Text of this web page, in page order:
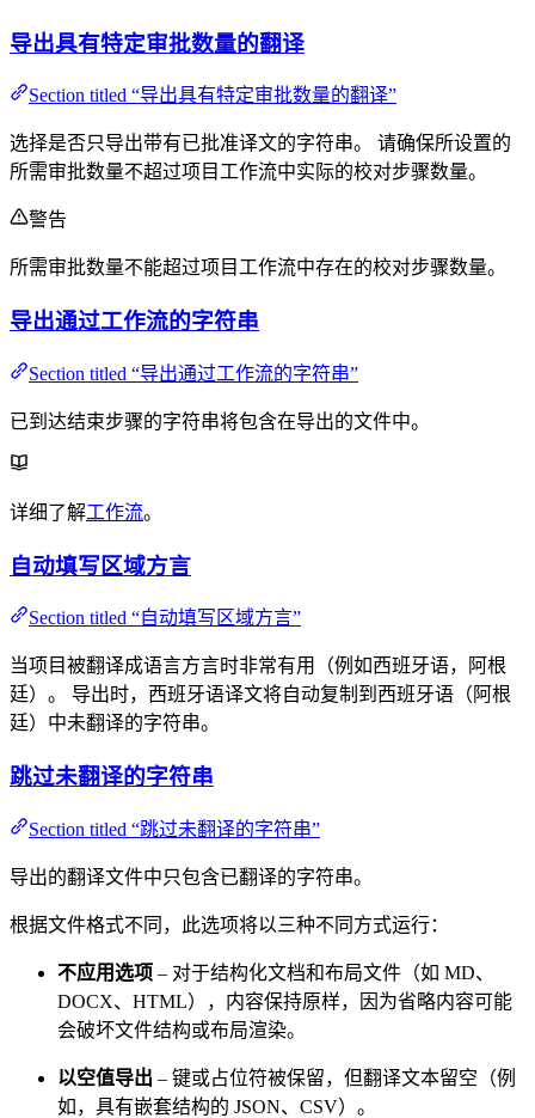
导出具有特定审批数量的翻译
Section titled “导出具有特定审批数量的翻译”
选择是否只导出带有已批准译文的字符串。 请确保所设置的
所需审批数量不超过项目工作流中实际的校对步骤数量。
警告
所需审批数量不能超过项目工作流中存在的校对步骤数量。
导出通过工作流的字符串
Section titled “导出通过工作流的字符串”
已到达结束步骤的字符串将包含在导出的文件中。
详细了解工作流。
自动填写区域方言
Section titled “自动填写区域方言”
当项目被翻译成语言方言时非常有用（例如西班牙语，阿根
廷）。 导出时，西班牙语译文将自动复制到西班牙语（阿根
廷）中未翻译的字符串。
跳过未翻译的字符串
Section titled “跳过未翻译的字符串”
导出的翻译文件中只包含已翻译的字符串。
根据文件格式不同，此选项将以三种不同方式运行：
不应用选项 – 对于结构化文档和布局文件（如 MD、
DOCX、HTML），内容保持原样，因为省略内容可能
会破坏文件结构或布局渲染。
以空值导出 – 键或占位符被保留，但翻译文本留空（例
如，具有嵌套结构的 JSON、CSV）。